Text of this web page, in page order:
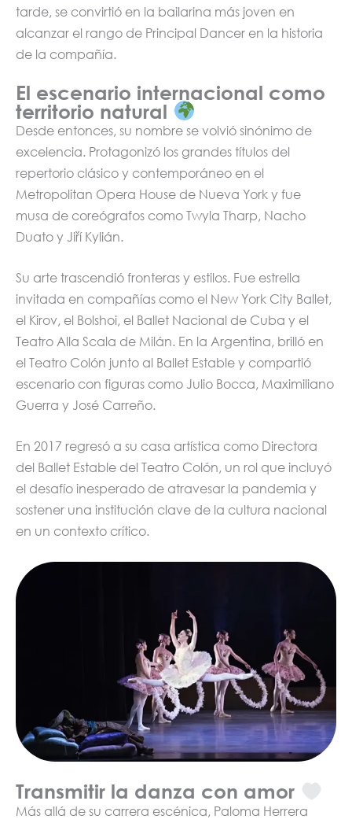
tarde, se convirtió en la bailarina más joven en
alcanzar el rango de Principal Dancer en la historia
de la compañía.
El escenario internacional como
territorio natural
Desde entonces, su nombre se volvió sinónimo de
excelencia. Protagonizó los grandes títulos del
repertorio clásico y contemporáneo en el
Metropolitan Opera House de Nueva York y fue
musa de coreógrafos como Twyla Tharp, Nacho
Duato y Jiří Kylián.
Su arte trascendió fronteras y estilos. Fue estrella
invitada en compañías como el New York City Ballet,
el Kirov, el Bolshoi, el Ballet Nacional de Cuba y el
Teatro Alla Scala de Milán. En la Argentina, brilló en
el Teatro Colón junto al Ballet Estable y compartió
escenario con figuras como Julio Bocca, Maximiliano
Guerra y José Carreño.
En 2017 regresó a su casa artística como Directora
del Ballet Estable del Teatro Colón, un rol que incluyó
el desafío inesperado de atravesar la pandemia y
sostener una institución clave de la cultura nacional
en un contexto crítico.
Transmitir la danza con amor
Más allá de su carrera escénica, Paloma Herrera